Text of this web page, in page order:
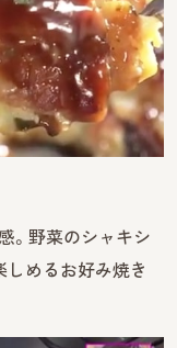
。野菜のシャキシ
しめるお好み焼き